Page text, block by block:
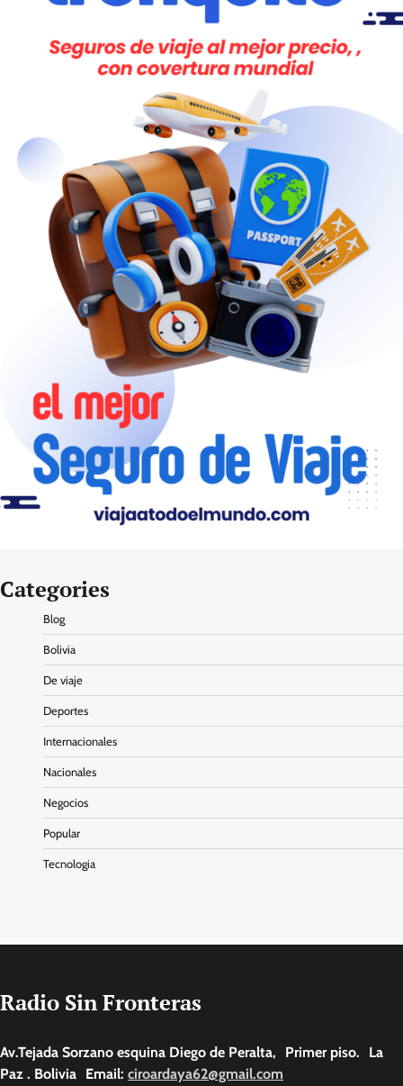
Categories
Blog
Bolivia
De viaje
Deportes
Internacionales
Nacionales
Negocios
Popular
Tecnologia
Radio Sin Fronteras
Av.Tejada Sorzano esquina Diego de Peralta, Primer piso. La
Paz . Bolivia Email: ciroardaya62@gmail.com